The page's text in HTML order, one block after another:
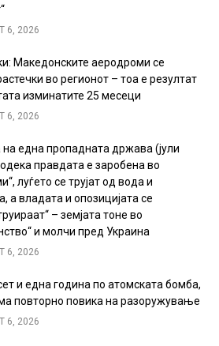
6, 2026
Македонските аеродроми се
во регионот – тоа е резултат
изминатите 25 месеци
6, 2026
една пропадната држава (јули
правдата е заробена во
луѓето се трујат од вода и
а владата и опозицијата се
– земјата тоне во
и молчи пред Украина
6, 2026
и една година по атомската бомба,
повторно повика на разоружување
6, 2026